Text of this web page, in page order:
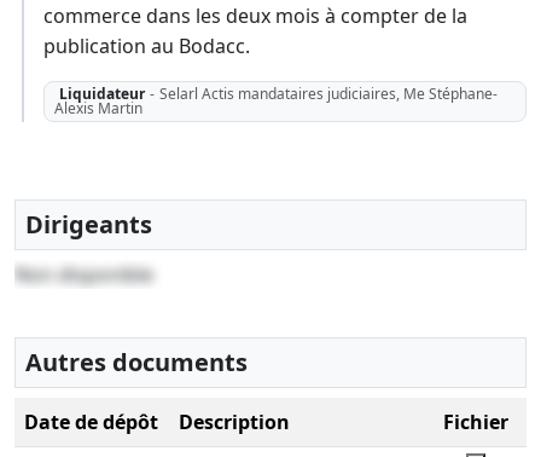
commerce dans les deux mois à compter de la
publication au Bodacc.
Liquidateur - Selarl Actis mandataires judiciaires, Me Stéphane-
Alexis Martin
Dirigeants
Non disponible
Autres documents
Date de dépôt Description
Fichier